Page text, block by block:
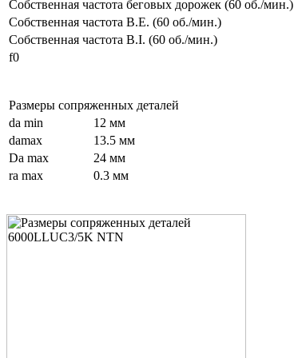
Собственная частота беговых дорожек (60 об./мин.)
Собственная частота B.E. (60 об./мин.)
Собственная частота B.I. (60 об./мин.)
f0
Размеры сопряженных деталей
da min
12 мм
damax
13.5 мм
Da max
24 мм
ra max
0.3 мм